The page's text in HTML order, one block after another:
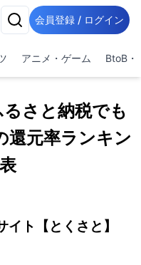
会員登録 / ログイン
アニメ・ゲーム BtoB・
さと納税でも
還元率ランキン
ト【とくさと】